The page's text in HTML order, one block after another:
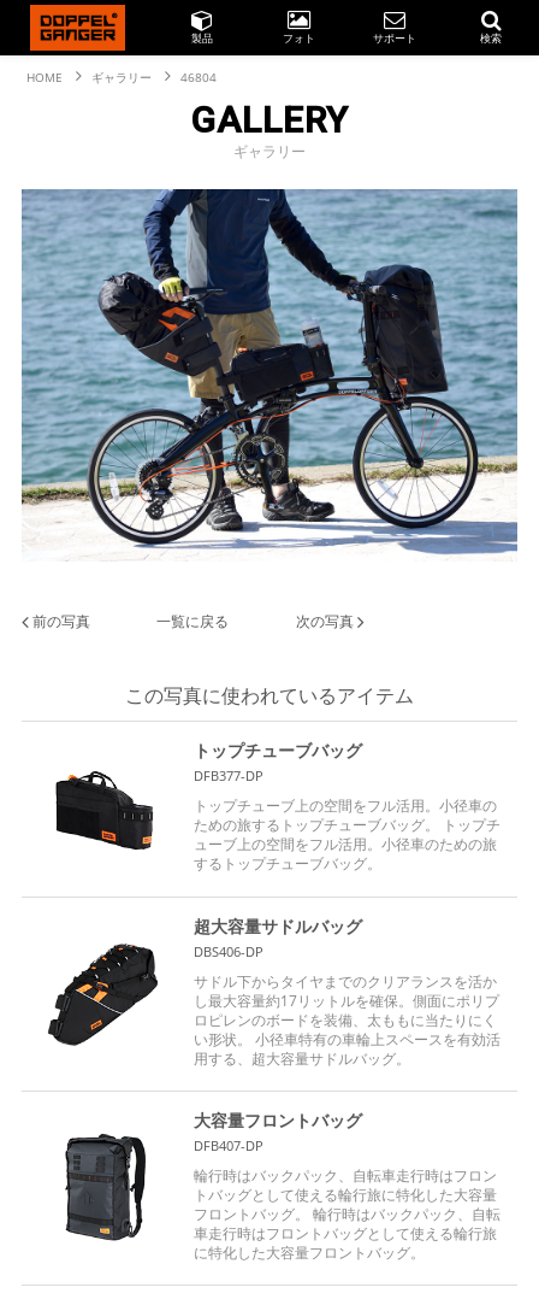
製品 フォト サポート 検索
HOME ギャラリー 46804
GALLERY
ギャラリー
前の写真 一覧に戻る 次の写真
この写真に使われているアイテム
トップチューブバッグ
DFB377-DP
トップチューブ上の空間をフル活用。小径車の
ための旅するトップチューブバッグ。 トップチ
ューブ上の空間をフル活用。小径車のための旅
するトップチューブバッグ。
超大容量サドルバッグ
DBS406-DP
サドル下からタイヤまでのクリアランスを活か
し最大容量約17リットルを確保。側面にポリプ
ロピレンのボードを装備、太ももに当たりにく
い形状。 小径車特有の車輪上スペースを有効活
用する、超大容量サドルバッグ。
大容量フロントバッグ
DFB407-DP
輪行時はバックパック、自転車走行時はフロン
トバッグとして使える輪行旅に特化した大容量
フロントバッグ。 輪行時はバックパック、自転
車走行時はフロントバッグとして使える輪行旅
に特化した大容量フロントバッグ。